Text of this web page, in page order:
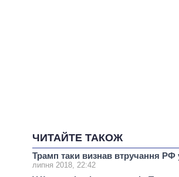
ЧИТАЙТЕ ТАКОЖ
Трамп таки визнав втручання РФ
липня 2018, 22:42